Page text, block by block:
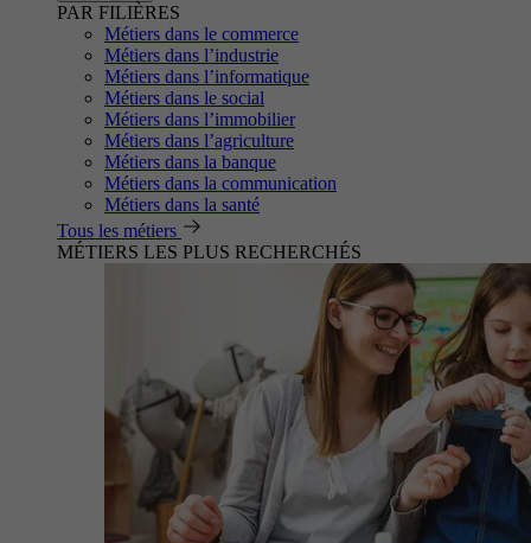
PAR FILIÈRES
Métiers dans le commerce
Métiers dans l’industrie
Métiers dans l’informatique
Métiers dans le social
Métiers dans l’immobilier
Métiers dans l’agriculture
Métiers dans la banque
Métiers dans la communication
Métiers dans la santé
Tous les métiers
MÉTIERS LES PLUS RECHERCHÉS